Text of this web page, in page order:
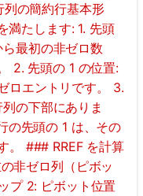
の簡約行基本形
満たします: 1. 先頭
最初の非ゼロ数
2. 先頭の 1 の位置:
ロエントリです。 3.
の下部にありま
の先頭の 1 は、その
。 ### RREF を計算
非ゼロ列（ピボッ
プ 2: ピボット位置